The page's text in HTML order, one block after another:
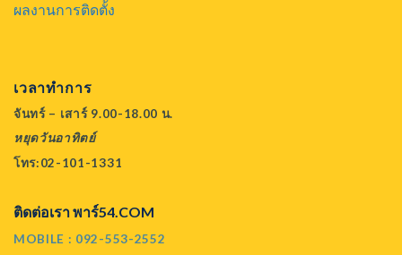
ผลงานการติดตั้ง
เวลาทำการ
จันทร์ – เสาร์ 9.00-18.00 น.
หยุดวันอาทิตย์
โทร:02-101-1331
ติดต่อเรา พาร์54.COM
MOBILE : 092-553-2552